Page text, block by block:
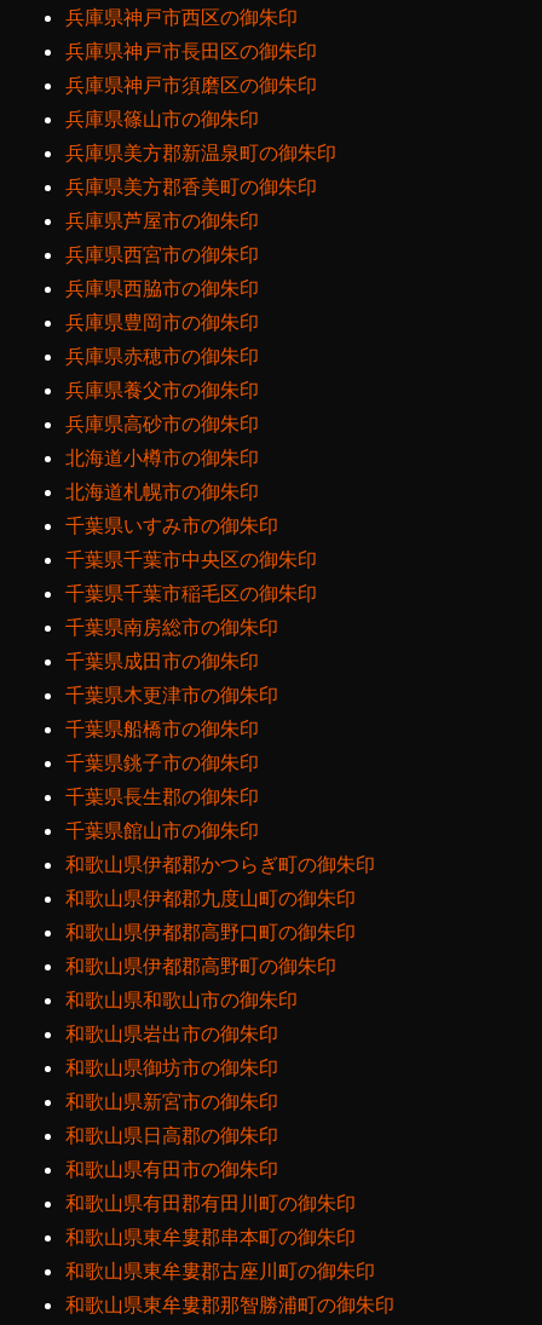
兵庫県神戸市西区の御朱印
兵庫県神戸市長田区の御朱印
兵庫県神戸市須磨区の御朱印
兵庫県篠山市の御朱印
兵庫県美方郡新温泉町の御朱印
兵庫県美方郡香美町の御朱印
兵庫県芦屋市の御朱印
兵庫県西宮市の御朱印
兵庫県西脇市の御朱印
兵庫県豊岡市の御朱印
兵庫県赤穂市の御朱印
兵庫県養父市の御朱印
兵庫県高砂市の御朱印
北海道小樽市の御朱印
北海道札幌市の御朱印
千葉県いすみ市の御朱印
千葉県千葉市中央区の御朱印
千葉県千葉市稲毛区の御朱印
千葉県南房総市の御朱印
千葉県成田市の御朱印
千葉県木更津市の御朱印
千葉県船橋市の御朱印
千葉県銚子市の御朱印
千葉県長生郡の御朱印
千葉県館山市の御朱印
和歌山県伊都郡かつらぎ町の御朱印
和歌山県伊都郡九度山町の御朱印
和歌山県伊都郡高野口町の御朱印
和歌山県伊都郡高野町の御朱印
和歌山県和歌山市の御朱印
和歌山県岩出市の御朱印
和歌山県御坊市の御朱印
和歌山県新宮市の御朱印
和歌山県日高郡の御朱印
和歌山県有田市の御朱印
和歌山県有田郡有田川町の御朱印
和歌山県東牟婁郡串本町の御朱印
和歌山県東牟婁郡古座川町の御朱印
和歌山県東牟婁郡那智勝浦町の御朱印